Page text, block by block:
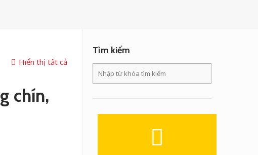
Hiển thị tất cả
chín,
Tìm kiếm